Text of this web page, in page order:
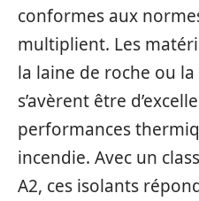
conformes aux
multiplient. Les
la laine de roche ou
s’avèrent être
performances
incendie. Avec un
A2, ces isolants